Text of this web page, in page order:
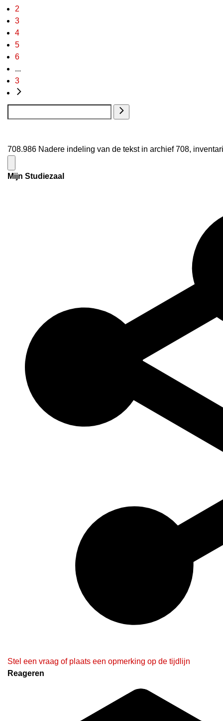
2
3
4
5
6
...
3
708.986 Nadere indeling van de tekst in archief 708,
Mijn Studiezaal
Stel een vraag of plaats een opmerking op de tijdlijn
Reageren